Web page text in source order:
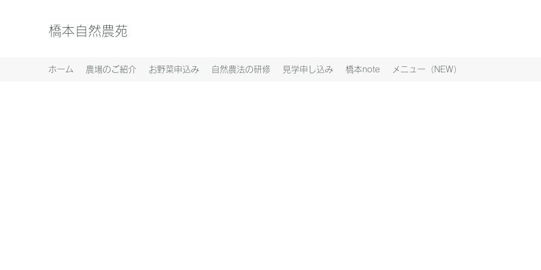
橋本自然農苑
ホーム 農場のご紹介 お野菜申込み 自然農法の研修 見学申し込み 橋本note メニュー（NEW）